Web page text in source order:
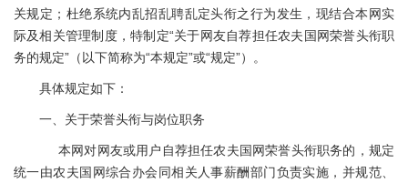
关规定；杜绝系统内乱招乱聘乱定头衔之行为发生，现结合本网实
际及相关管理制度，特制定“关于网友自荐担任农夫国网荣誉头衔职
务的规定”（以下简称为“本规定”或“规定”）。
具体规定如下：
一、关于荣誉头衔与岗位职务
本网对网友或用户自荐担任农夫国网荣誉头衔职务的，规定
统一由农夫国网综合办会同相关人事薪酬部门负责实施，并规范、